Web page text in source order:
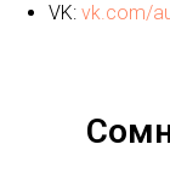
VK: vk.com/